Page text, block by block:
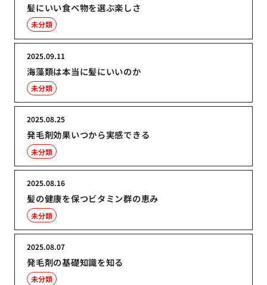
髪にいい食べ物を選ぶ楽しさ
未分類
海藻類は本当に髪にいいのか
2025.09.11
未分類
発毛剤効果いつから実感できる
2025.08.25
未分類
髪の健康を保つビタミン群の恵み
2025.08.16
未分類
発毛剤の基礎知識を知る
2025.08.07
未分類